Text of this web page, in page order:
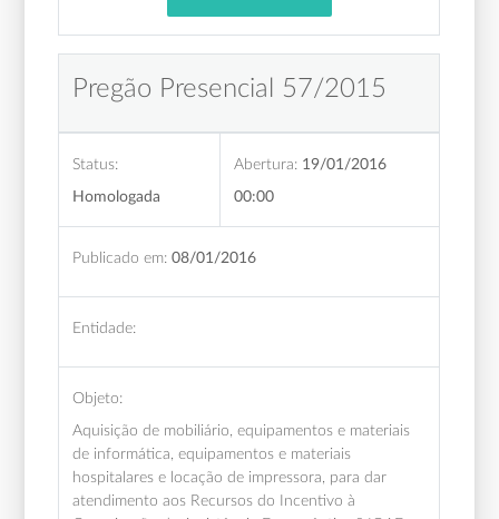
Pregão Presencial 57/2015
Status:
Homologada
Abertura: 19/01/2016
00:00
Publicado em: 08/01/2016
Entidade:
Objeto:
Aquisição de mobiliário, equipamentos e materiais
de informática, equipamentos e materiais
hospitalares e locação de impressora, para dar
atendimento aos Recursos do Incentivo à